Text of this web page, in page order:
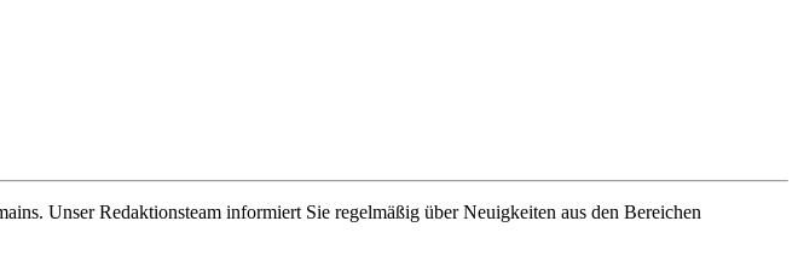
Unser Redaktionsteam informiert Sie regelmäßig über Neuigkeiten aus den Bereichen